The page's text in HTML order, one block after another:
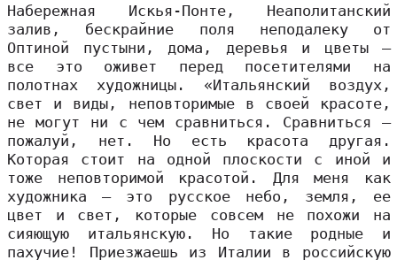
Набережная Искья-Понте, Неаполитанский
залив, бескрайние поля неподалеку от
Оптиной пустыни, дома, деревья и цветы –
все это оживет перед посетителями на
полотнах художницы. «Итальянский воздух,
свет и виды, неповторимые в своей красоте,
не могут ни с чем сравниться. Сравниться –
пожалуй, нет. Но есть красота другая.
Которая стоит на одной плоскости с иной и
тоже неповторимой красотой. Для меня как
художника – это русское небо, земля, ее
цвет и свет, которые совсем не похожи на
сияющую итальянскую. Но такие родные и
пахучие! Приезжаешь из Италии в российскую